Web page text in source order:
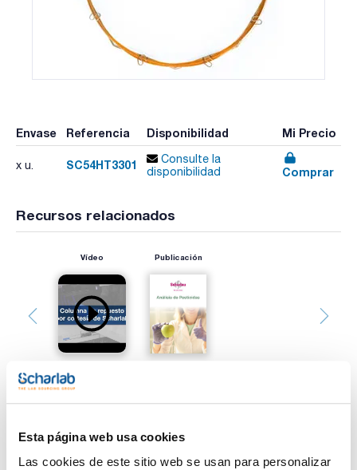
Esta página web usa cookies
Las cookies de este sitio web se usan para personalizar
Envase Referencia Disponibilidad Mi Precio
x u. SC54HT3301
Consulte la
disponibilidad
Comprar
Recursos relacionados
Vídeo Publicación
Imprimir ficha de
producto
Características